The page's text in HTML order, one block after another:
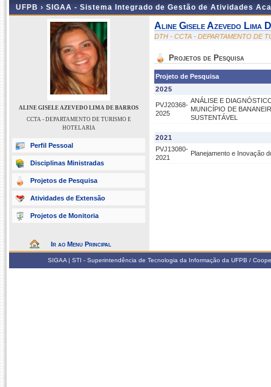
UFPB › SIGAA - Sistema Integrado de Gestão de Atividades
ALINE GISELE AZEVEDO LIMA DE BARROS
CCTA - DEPARTAMENTO DE TURISMO E
HOTELARIA
Perfil Pessoal
Disciplinas Ministradas
Projetos de Pesquisa
Atividades de Extensão
Projetos de Monitoria
Ir ao Menu Principal
Aline Gisele Azevedo Lima
DTH - CCTA - DEPARTAMENTO DE
Projetos de Pesquisa
Projeto de Pesquisa
2025
PVJ20368-
2025
ANÁLISE E
MUNICÍPIO DE
SUSTENTÁVEL
2021
PVJ13080-
2021
Planejamento e Inovação
SIGAA | STI - Superintendência de Tecnologia da Informação da UFPB /